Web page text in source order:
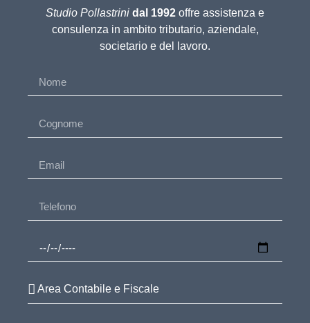
Studio Pollastrini dal 1992 offre assistenza e
consulenza in ambito tributario, aziendale,
societario e del lavoro.